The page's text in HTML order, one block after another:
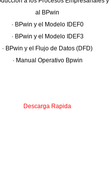
al BPwin
· BPwin y el Modelo IDEF0
· BPwin y el Modelo IDEF3
· BPwin y el Flujo de Datos (DFD)
· Manual Operativo Bpwin
Descarga Rapida